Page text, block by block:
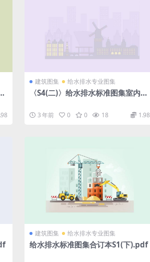
建筑图集 给水排水专业图集
〈S4(二)〉给水排水标准图集室内给
3 年前 0 0 18 1.98
建筑图集 给水排水专业图集
给水排水标准图集合订本S1(下).pdf